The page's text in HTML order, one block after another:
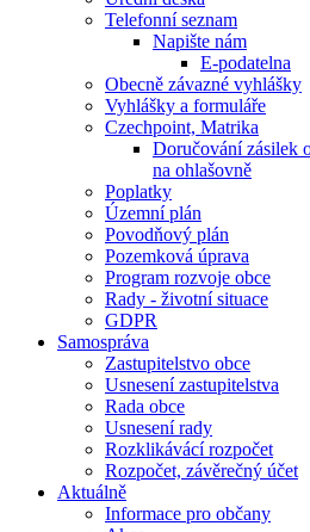
Telefonní seznam
Napište nám
E-podatelna
Obecně závazné vyhlášky
Vyhlášky a formuláře
Czechpoint, Matrika
Doručování zásilek
na ohlašovně
Poplatky
Územní plán
Povodňový plán
Pozemková úprava
Program rozvoje obce
Rady - životní situace
GDPR
Samospráva
Zastupitelstvo obce
Usnesení zastupitelstva
Rada obce
Usnesení rady
Rozklikávácí rozpočet
Rozpočet, závěrečný účet
Aktuálně
Informace pro občany